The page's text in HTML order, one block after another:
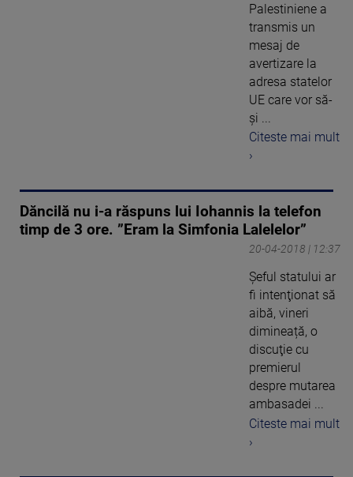
Palestiniene a
transmis un
mesaj de
avertizare la
adresa statelor
UE care vor să-
şi ...
Citeste mai mult
›
Dăncilă nu i-a răspuns lui Iohannis la telefon
timp de 3 ore. ”Eram la Simfonia Lalelelor”
20-04-2018 | 12:37
Şeful statului ar
fi intenţionat să
aibă, vineri
dimineață, o
discuţie cu
premierul
despre mutarea
ambasadei ...
Citeste mai mult
›